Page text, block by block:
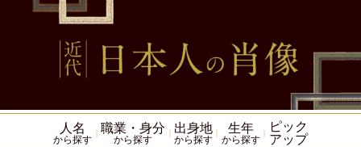
人名
から探す
職業・身分
から探す
出身地
から探す
生年
から探す
ピック
アップ